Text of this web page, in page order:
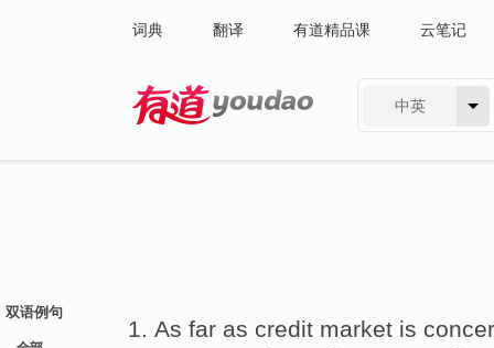
词典 翻译 有道精品课 云笔记
中英
双语例句
As far as credit market is